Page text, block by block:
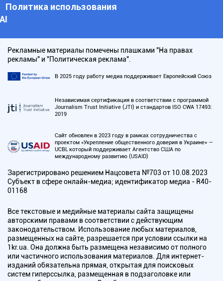
Политика использования
АI
Рекламные материалы помечены плашками "На правах
рекламы" и "Политическая реклама".
В 2025 году работу медиа поддерживает Европейский Союз
Независимая сертификация в соответствии с программой
Journalism Trust Initiative (JTI) и стандартов ISO CWA 17493:
2019
Сайт обновлен в 2023 году в рамках сотрудничества с
проектом «Укрепление общественного доверия в Украине» —
UCBI, который поддерживает Агентство США по
международному развитию (USAID)
Зарегистрировано решением Нацсовета №703 от 10.08.2023
Субъект в сфере онлайн-медиа; идентификатор медиа - R40-
01168
Все текстовые и медийные материалы сайта защищены
авторскими правами в соответствии с действующим
законодательством. Использование любых материалов,
размещенных на сайте, разрешается при условии ссылки на
1kr.ua. Она должна быть размещена независимо от полного
или частичного использования материалов. Для интернет-
изданий обязательна прямая, открытая для поисковых
систем гиперссылка, размещенная в подзаголовке или